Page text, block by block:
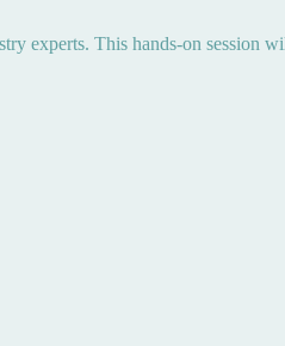
experts. This hands-on session